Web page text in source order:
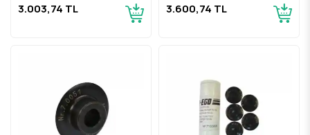
3.003,74 TL
Adet
3.600,74 TL